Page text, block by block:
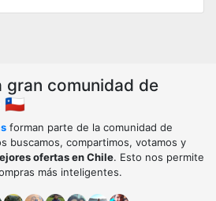
gran comunidad de
🇨🇱
forman parte de la comunidad de
buscamos, compartimos, votamos y
ofertas en Chile. Esto nos permite
más inteligentes.